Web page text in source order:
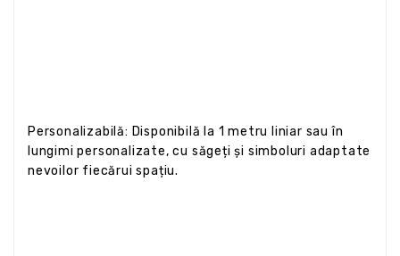
Personalizabilă: Disponibilă la 1 metru liniar sau în
lungimi personalizate, cu săgeți și simboluri adaptate
nevoilor fiecărui spațiu.